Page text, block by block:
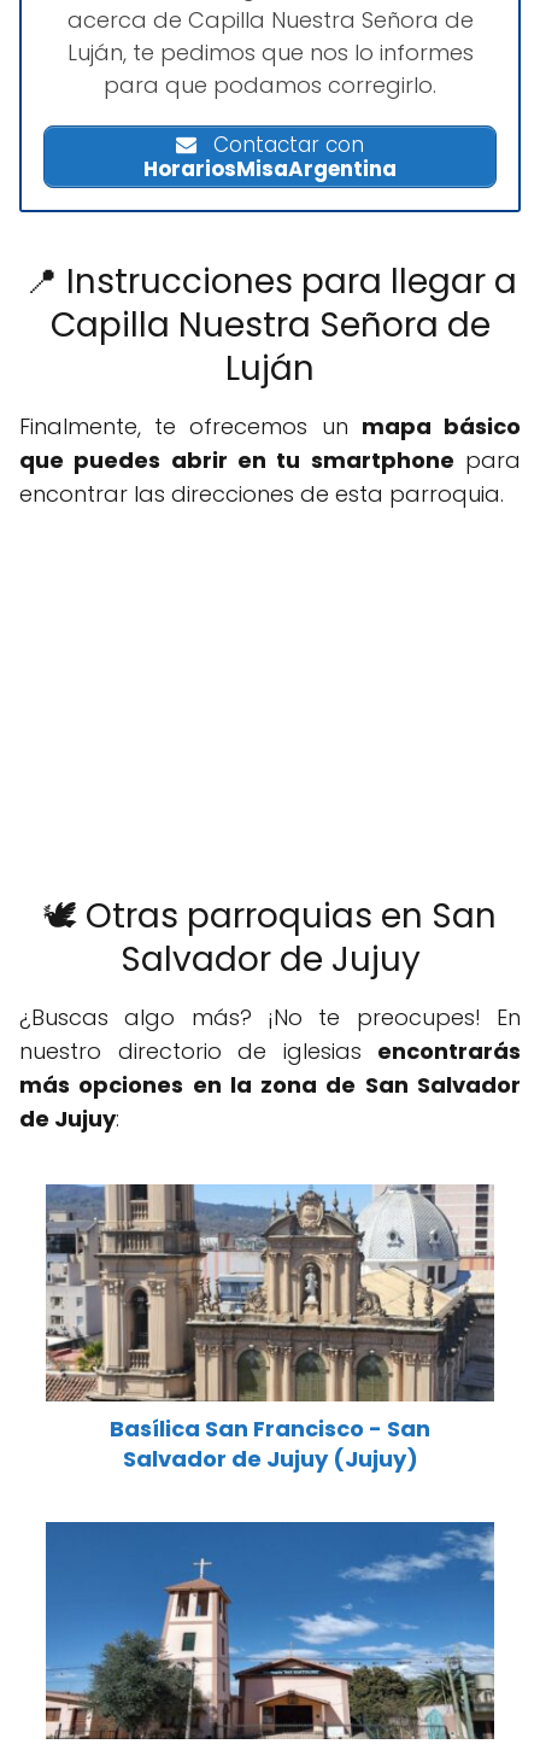
acerca de Capilla Nuestra Señora de
Luján, te pedimos que nos lo informes
para que podamos corregirlo.
Contactar con
HorariosMisaArgentina
📍 Instrucciones para llegar a
Capilla Nuestra Señora de
Luján
Finalmente, te ofrecemos un mapa básico
que puedes abrir en tu smartphone para
encontrar las direcciones de esta parroquia.
🕊️ Otras parroquias en San
Salvador de Jujuy
¿Buscas algo más? ¡No te preocupes! En
nuestro directorio de iglesias encontrarás
más opciones en la zona de San Salvador
de Jujuy:
Basílica San Francisco - San
Salvador de Jujuy (Jujuy)